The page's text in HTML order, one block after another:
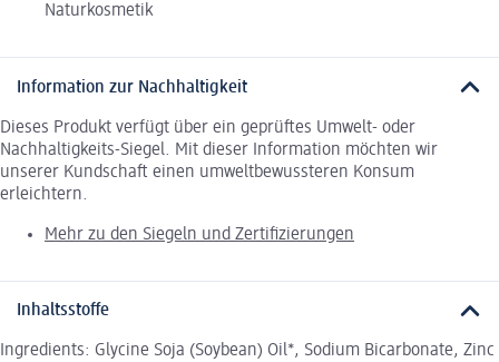
Naturkosmetik
Information zur Nachhaltigkeit
Dieses Produkt verfügt über ein geprüftes Umwelt- oder
Nachhaltigkeits-Siegel. Mit dieser Information möchten wir
unserer Kundschaft einen umweltbewussteren Konsum
erleichtern.
Mehr zu den Siegeln und Zertifizierungen
Inhaltsstoffe
Ingredients: Glycine Soja (Soybean) Oil*, Sodium Bicarbonate, Zinc